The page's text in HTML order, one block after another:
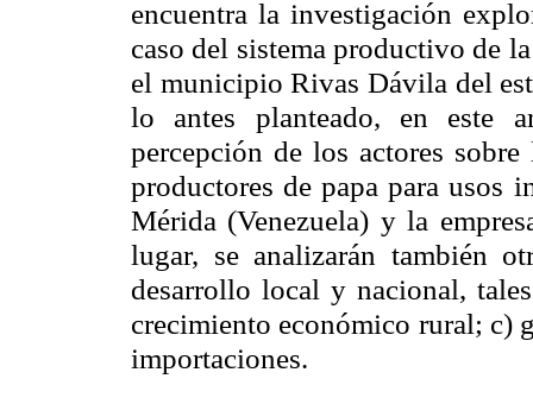
encuentra la investigación
caso del sistema productivo de
el municipio Rivas Dávila del
lo antes planteado, en este
percepción de los actores
productores de papa para usos
Mérida (Venezuela) y la
lugar, se analizarán también
desarrollo local y nacional,
crecimiento económico rural; c)
importaciones.